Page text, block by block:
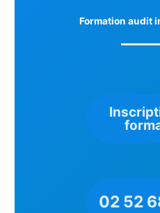
Formation audit
02 52